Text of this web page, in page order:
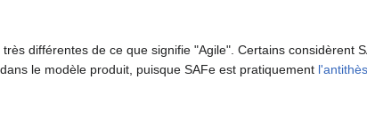
différentes de ce que signifie "Agile". Certains considèrent
le modèle produit, puisque SAFe est pratiquement